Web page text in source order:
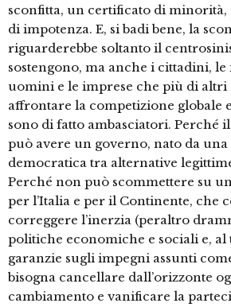
sconfitta, un certificato di
di impotenza. E, si badi bene, la
riguarderebbe soltanto il
sostengono, ma anche i cittadini,
uomini e le imprese che più di altri
affrontare la competizione globale
sono di fatto ambasciatori. Perché
può avere un governo, nato da
democratica tra alternative
Perché non può scommettere su
per l’Italia e per il Continente, che
correggere l’inerzia (peraltro
politiche economiche e sociali e, al
garanzie sugli impegni assunti
bisogna cancellare dall’orizzonte
cambiamento e vanificare la